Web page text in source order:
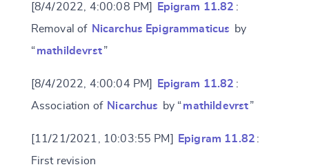
[8/4/2022, 4:00:08 PM] Epigram 11.82 :
Removal of Nicarchus Epigrammaticus
by
“mathildevrst”
[8/4/2022, 4:00:04 PM] Epigram 11.82 :
Association of Nicarchus by “mathildevrst”
[11/21/2021, 10:03:55 PM] Epigram 11.82 :
First revision